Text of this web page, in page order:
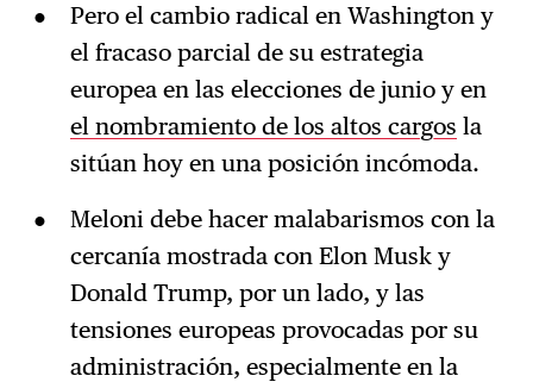
Pero el cambio radical en Washington y
el fracaso parcial de su estrategia
europea en las elecciones de junio y en
el nombramiento de los altos cargos la
sitúan hoy en una posición incómoda.
Meloni debe hacer malabarismos con la
cercanía mostrada con Elon Musk y
Donald Trump, por un lado, y las
tensiones europeas provocadas por su
administración, especialmente en la